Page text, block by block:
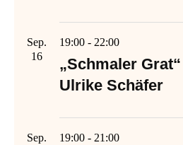
Sep.
16
19:00 - 22:00
„Schmaler
Ulrike Schäfer
Sep.
19:00 - 21:00